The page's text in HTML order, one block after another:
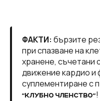
ФАКТИ: бързите
при спазване на
хранене, съчетани
движение кардио и
суплементиране с
“КЛУБНО ЧЛЕНСТВО“!